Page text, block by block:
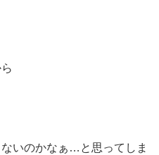
いのかなぁ…と思ってしま